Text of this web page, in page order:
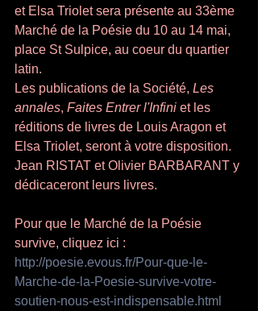
et Elsa Triolet sera présente au 33ème
Marché de la Poésie du 10 au 14 mai,
place St Sulpice, au coeur du quartier
latin.
Les publications de la Société, Les
annales, Faites Entrer l'Infini et les
réditions de livres de Louis Aragon et
Elsa Triolet, seront à votre disposition.
Jean RISTAT et Olivier BARBARANT y
dédicaceront leurs livres.
Pour que le Marché de la Poésie
survive, cliquez ici :
http://poesie.evous.fr/Pour-que-le-
Marche-de-la-Poesie-survive-votre-
soutien-nous-est-indispensable.html